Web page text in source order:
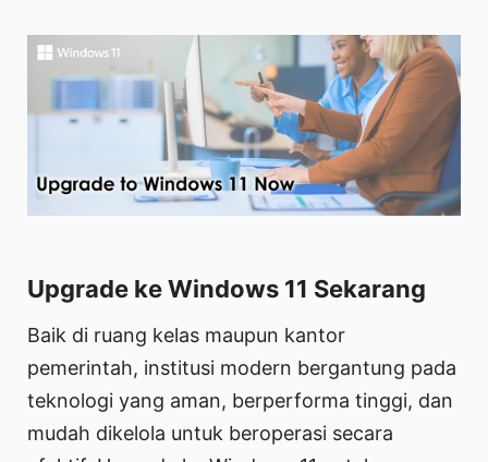
Upgrade ke Windows 11 Sekarang
Baik di ruang kelas maupun kantor
pemerintah, institusi modern bergantung pada
teknologi yang aman, berperforma tinggi, dan
mudah dikelola untuk beroperasi secara